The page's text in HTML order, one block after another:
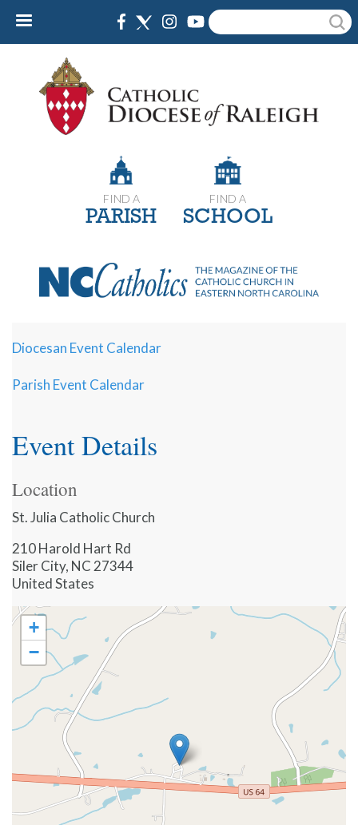
Skip
content
Search
FIND A
PARISH
FIND A
SCHOOL
Diocesan Event Calendar
Parish Event Calendar
Event Details
Location
St. Julia Catholic Church
210 Harold Hart Rd
Siler City, NC27344
United States
+
−